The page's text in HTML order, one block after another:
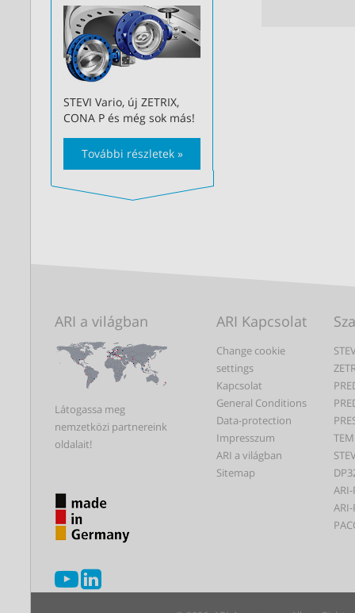
STEVI Vario, új ZETRIX,
CONA P és még sok más!
További részletek »
ARI a világban
Látogassa meg
nemzetközi partnereink
oldalait!
ARI Kapcsolat
Change cookie
settings
Kapcsolat
General Conditions
Data-protection
Impresszum
ARI a világban
Sitemap